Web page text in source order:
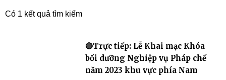
Có 1 kết quả tìm kiếm
🔴Trực tiếp: Lễ Khai mạc Khóa
bồi dưỡng Nghiệp vụ Pháp chế
năm 2023 khu vực phía Nam